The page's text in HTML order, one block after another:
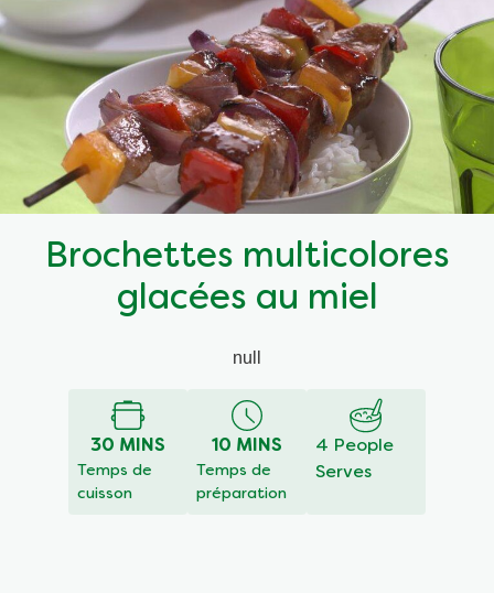
Brochettes multicolores
glacées au miel
null
30 MINS
Temps de
cuisson
10 MINS
Temps de
préparation
4 People
Serves